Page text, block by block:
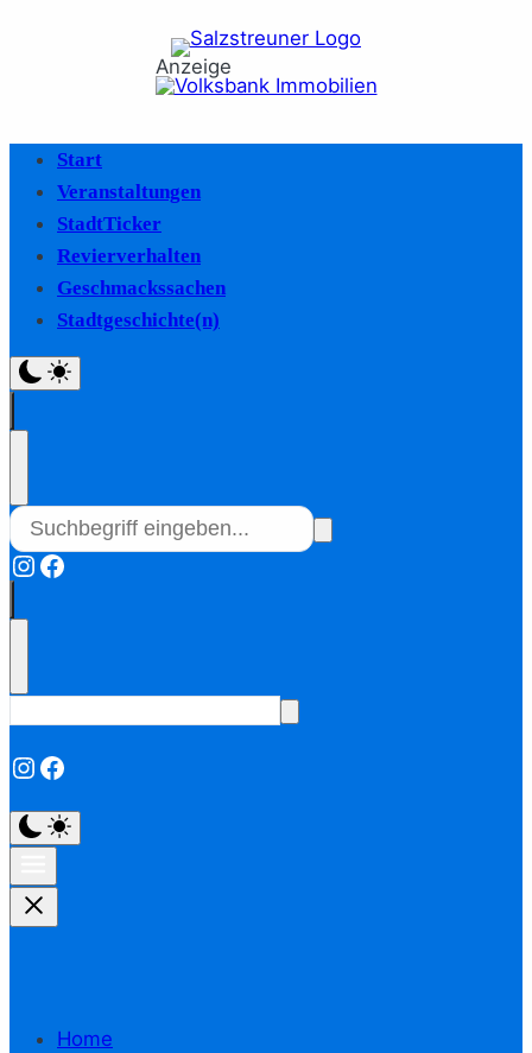
Anzeige
Start
Veranstaltungen
StadtTicker
Revierverhalten
Geschmackssachen
Stadtgeschichte(n)
Instagram
Facebook
Instagram
Facebook
Home